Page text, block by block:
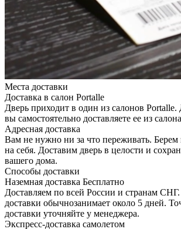
Места доставки
Доставка в салон Portalle
Дверь приходит в один из салонов Portalle.
вы самостоятельно доставляете ее из
Адресная доставка
Вам не нужно ни за что переживать. Берем
на себя. Доставим дверь в целости и
вашего дома.
Способы доставки
Наземная доставка Бесплатно
Доставляем по всей России и странам
доставки обычнозанимает около 5 дней.
доставки уточняйте у менеджера.
Экспресс-доставка самолетом